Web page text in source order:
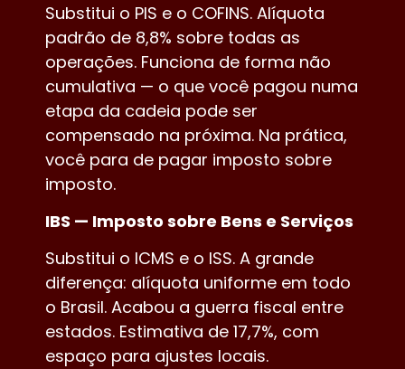
Substitui o PIS e o COFINS. Alíquota
padrão de 8,8% sobre todas as
operações. Funciona de forma não
cumulativa — o que você pagou numa
etapa da cadeia pode ser
compensado na próxima. Na prática,
você para de pagar imposto sobre
imposto.
IBS — Imposto sobre Bens e Serviços
Substitui o ICMS e o ISS. A grande
diferença: alíquota uniforme em todo
o Brasil. Acabou a guerra fiscal entre
estados. Estimativa de 17,7%, com
espaço para ajustes locais.